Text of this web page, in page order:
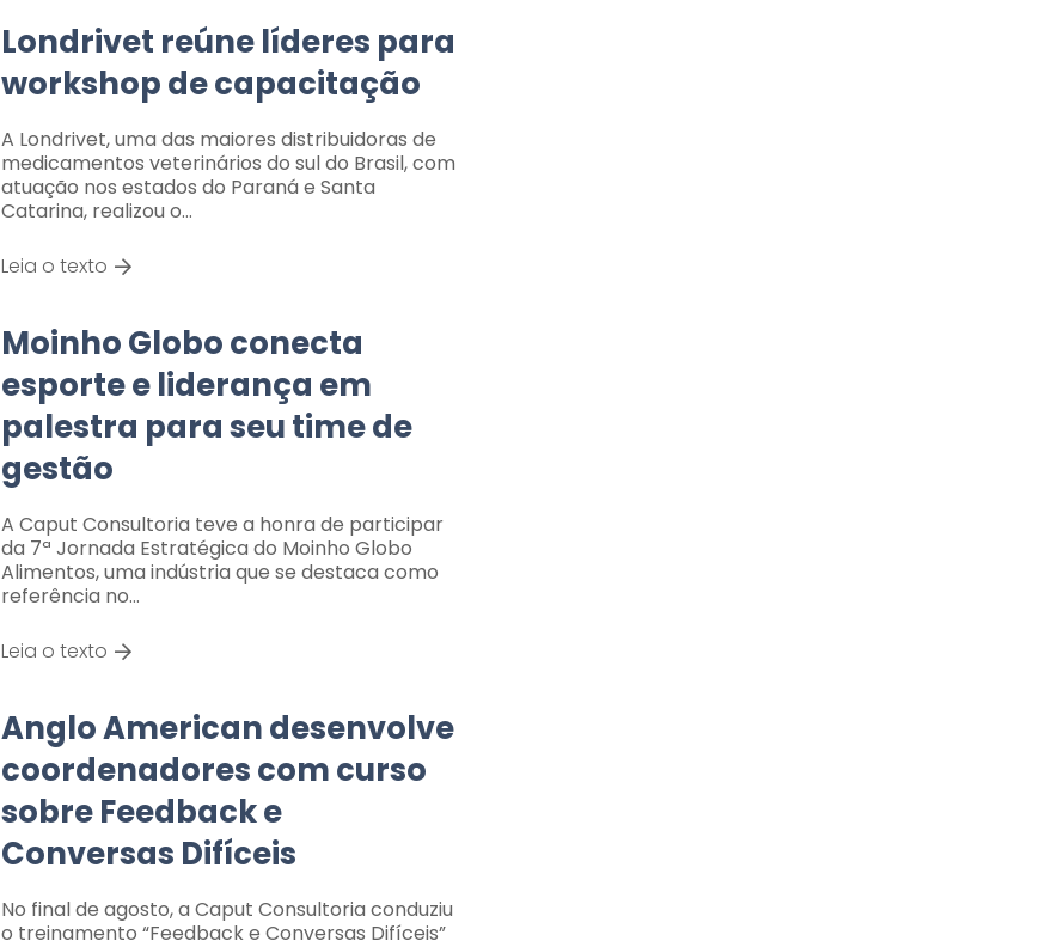
Londrivet reúne líderes para
workshop de capacitação
A Londrivet, uma das maiores distribuidoras de
medicamentos veterinários do sul do Brasil, com
atuação nos estados do Paraná e Santa
Catarina, realizou o…
Leia o texto
Moinho Globo conecta
esporte e liderança em
palestra para seu time de
gestão
A Caput Consultoria teve a honra de participar
da 7ª Jornada Estratégica do Moinho Globo
Alimentos, uma indústria que se destaca como
referência no…
Leia o texto
Anglo American desenvolve
coordenadores com curso
sobre Feedback e
Conversas Difíceis
No final de agosto, a Caput Consultoria conduziu
o treinamento “Feedback e Conversas Difíceis”